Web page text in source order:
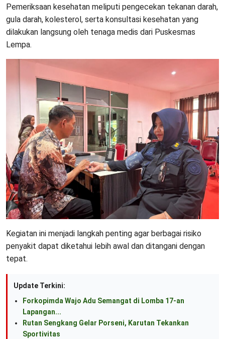
Pemeriksaan kesehatan meliputi pengecekan tekanan darah,
gula darah, kolesterol, serta konsultasi kesehatan yang
dilakukan langsung oleh tenaga medis dari Puskesmas
Lempa.
Kegiatan ini menjadi langkah penting agar berbagai risiko
penyakit dapat diketahui lebih awal dan ditangani dengan
tepat.
Update Terkini:
Forkopimda Wajo Adu Semangat di Lomba 17-an
Lapangan...
Rutan Sengkang Gelar Porseni, Karutan Tekankan
Sportivitas